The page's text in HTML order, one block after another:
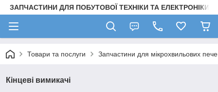
ЗАПЧАСТИНИ ДЛЯ ПОБУТОВОЇ ТЕХНІКИ ТА ЕЛЕКТРОНІКИ
Товари та послуги Запчастини для мікрохвильових
Кінцеві вимикачі